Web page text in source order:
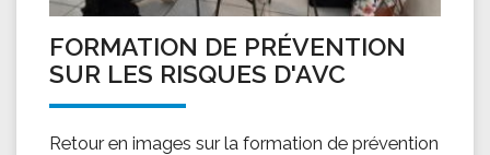
FORMATION DE PRÉVENTION
SUR LES RISQUES D'AVC
Retour en images sur la formation de prévention